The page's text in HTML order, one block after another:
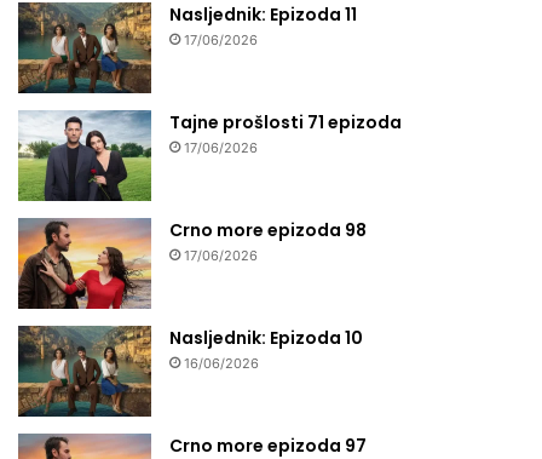
Nasljednik: Epizoda 11
17/06/2026
Tajne prošlosti 71 epizoda
17/06/2026
Crno more epizoda 98
17/06/2026
Nasljednik: Epizoda 10
16/06/2026
Crno more epizoda 97